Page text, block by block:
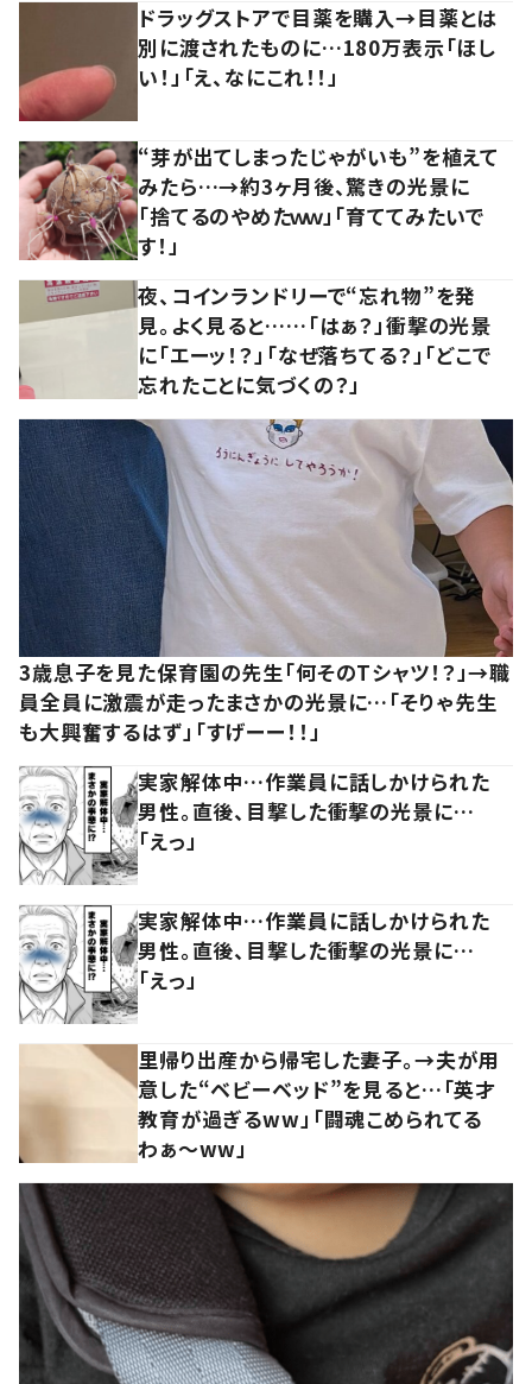
ドラッグストアで目薬を購入→目薬とは
別に渡されたものに…180万表示「ほし
い！」「え、なにこれ！！」
“芽が出てしまったじゃがいも”を植えて
みたら…→約3ヶ月後、驚きの光景に
「捨てるのやめたｗｗ」「育ててみたいで
す！」
夜、コインランドリーで“忘れ物”を発
見。よく見ると……「はぁ？」衝撃の光景
に「エーッ！？」「なぜ落ちてる？」「どこで
忘れたことに気づくの？」
3歳息子を見た保育園の先生「何そのTシャツ！？」→職
員全員に激震が走ったまさかの光景に…「そりゃ先生
も大興奮するはず」「すげーー！！」
実家解体中…作業員に話しかけられた
男性。直後、目撃した衝撃の光景に…
「えっ」
実家解体中…作業員に話しかけられた
男性。直後、目撃した衝撃の光景に…
「えっ」
里帰り出産から帰宅した妻子。→夫が用
意した“ベビーベッド”を見ると…「英才
教育が過ぎるww」「闘魂こめられてる
わぁ～ww」